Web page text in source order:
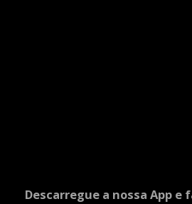
Descarregue a nossa App e